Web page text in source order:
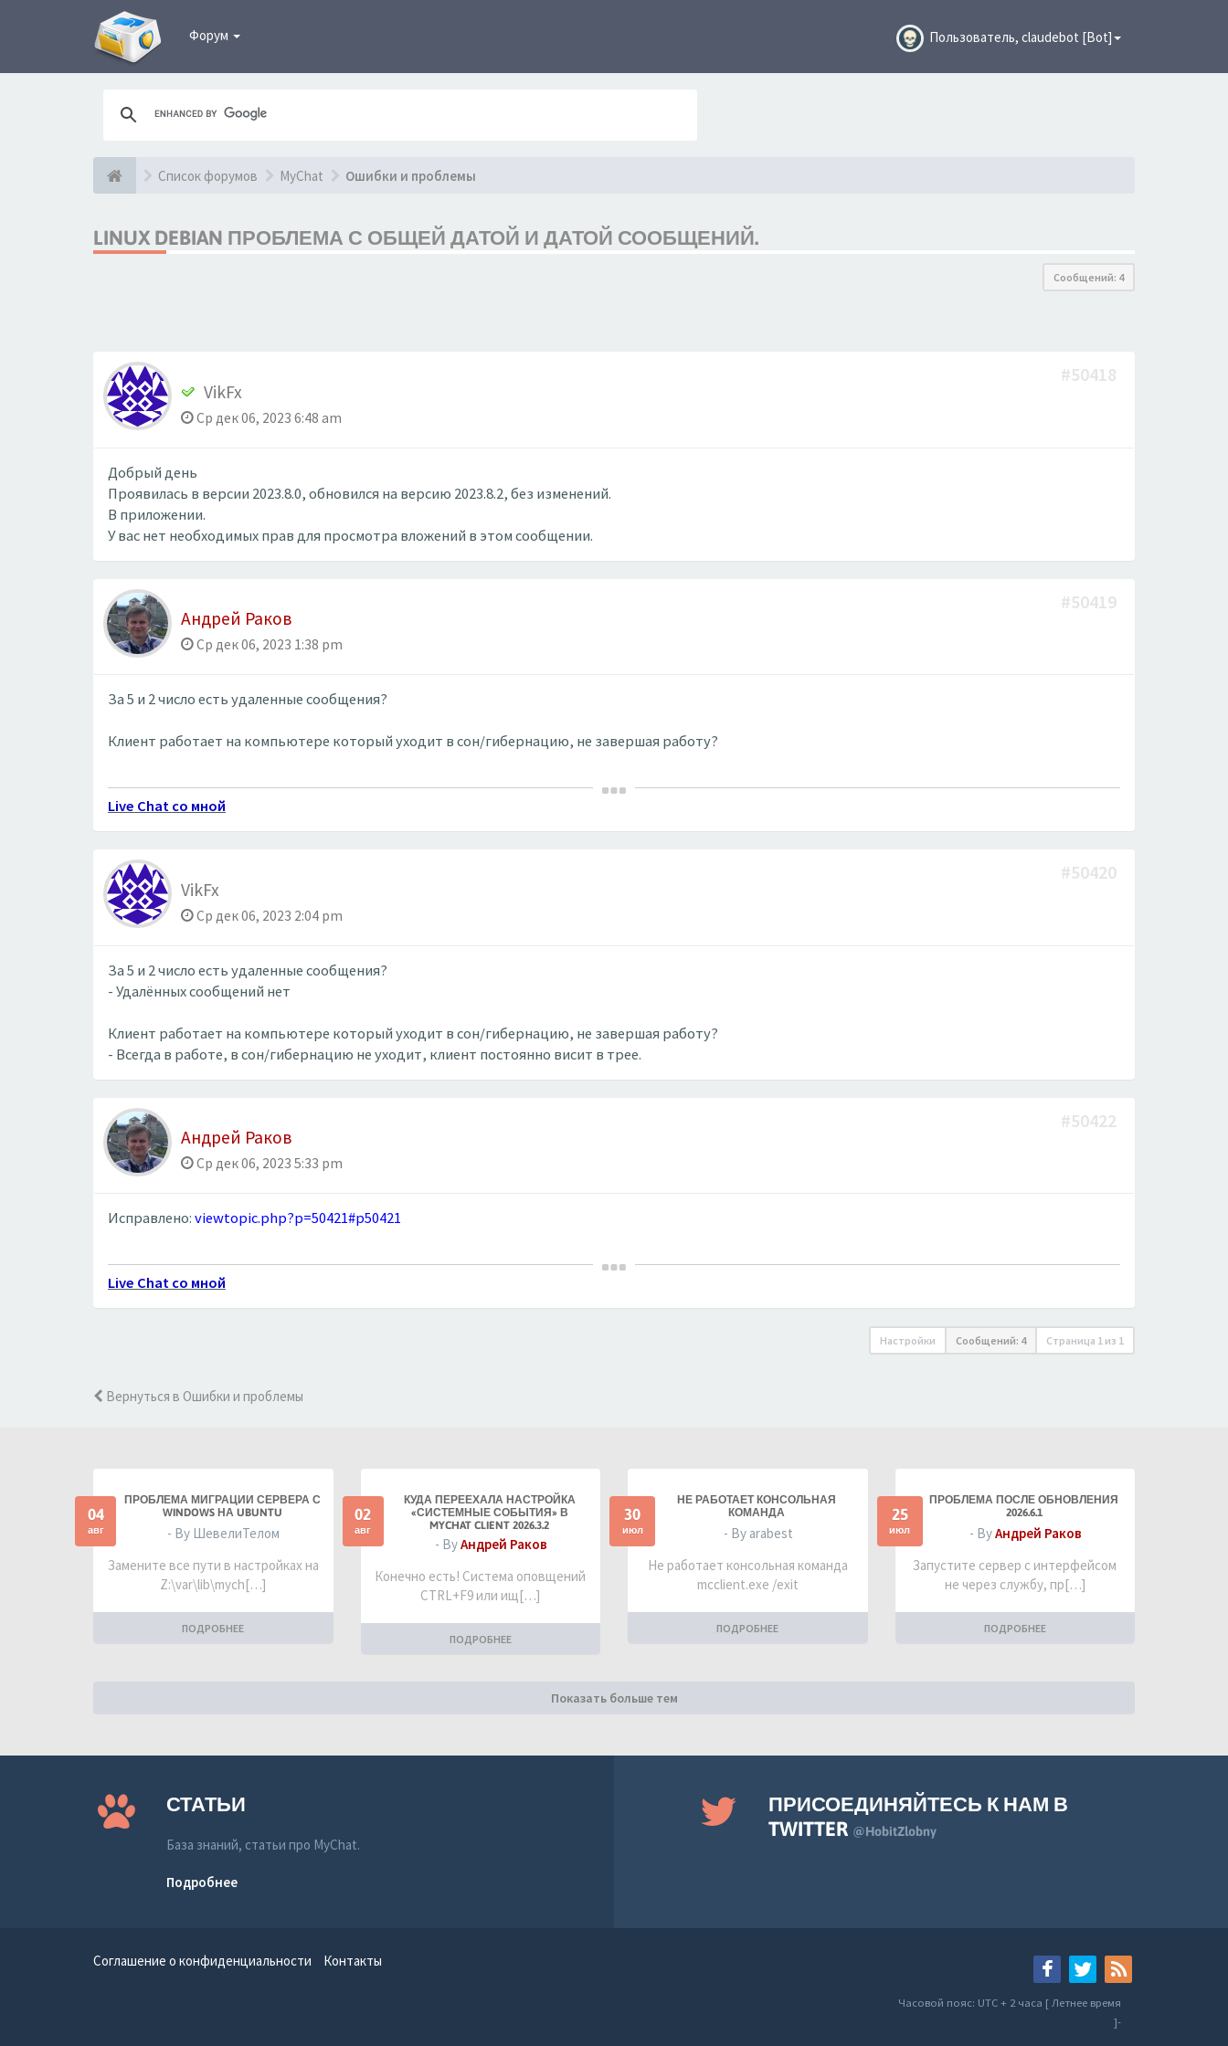
Форум Пользователь, claudebot [Bot]
Список форумов MyChat Ошибки и проблемы
LINUX DEBIAN ПРОБЛЕМА С ОБЩЕЙ ДАТОЙ И ДАТОЙ СООБЩЕНИЙ.
Сообщений: 4
VikFx
Ср дек 06, 2023 6:48 am
#50418
Добрый день
Проявилась в версии 2023.8.0, обновился на версию 2023.8.2, без изменений.
В приложении.
У вас нет необходимых прав для просмотра вложений в этом сообщении.
Андрей Раков
Ср дек 06, 2023 1:38 pm
#50419
За 5 и 2 число есть удаленные сообщения?
Клиент работает на компьютере который уходит в сон/гибернацию, не завершая работу?
Live Chat со мной
VikFx
Ср дек 06, 2023 2:04 pm
#50420
За 5 и 2 число есть удаленные сообщения?
- Удалённых сообщений нет
Клиент работает на компьютере который уходит в сон/гибернацию, не завершая работу?
- Всегда в работе, в сон/гибернацию не уходит, клиент постоянно висит в трее.
Андрей Раков
Ср дек 06, 2023 5:33 pm
#50422
Исправлено:viewtopic.php?p=50421#p50421
Live Chat со мной
Настройки Сообщений: 4 Страница 1 из 1
Вернуться в Ошибки и проблемы
04
авг
ПРОБЛЕМА МИГРАЦИИ СЕРВЕРА С
WINDOWS НА UBUNTU
- By ШевелиТелом
Замените все пути в настройках на
Z:\var\lib\mych[…]
ПОДРОБНЕЕ
02
авг
КУДА ПЕРЕЕХАЛА НАСТРОЙКА
«СИСТЕМНЫЕ СОБЫТИЯ» В
MYCHAT CLIENT 2026.3.2
- ByАндрей Раков
Конечно есть! Система оповщений
CTRL+F9 или ищ[…]
ПОДРОБНЕЕ
30
июл
НЕ РАБОТАЕТ КОНСОЛЬНАЯ
КОМАНДА
- By arabest
Не работает консольная команда
mcclient.exe /exit
ПОДРОБНЕЕ
25
июл
ПРОБЛЕМА ПОСЛЕ ОБНОВЛЕНИЯ
2026.6.1
- ByАндрей Раков
Запустите сервер с интерфейсом
не через службу, пр[…]
ПОДРОБНЕЕ
Показать больше тем
СТАТЬИ
База знаний, статьи про MyChat.
Подробнее
ПРИСОЕДИНЯЙТЕСЬ К НАМ В
TWITTER @HobitZlobny
Соглашение о конфиденциальности Контакты
Часовой пояс: UTC + 2 часа [ Летнее время
]-